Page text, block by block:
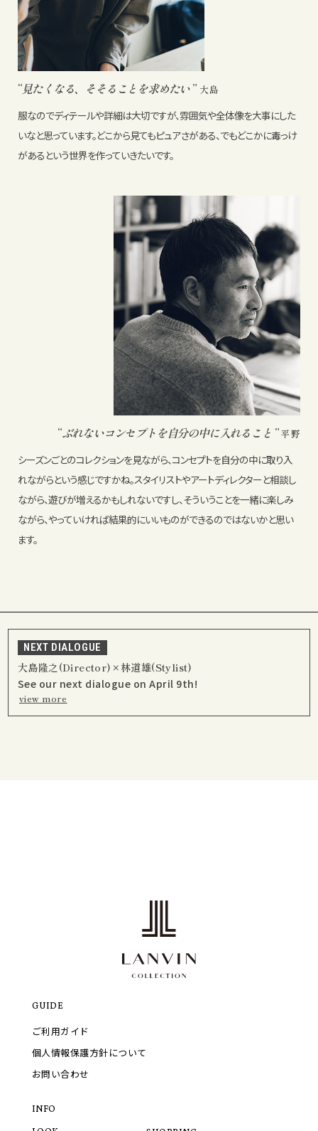
“見たくなる、 そそることを求めたい” 大島
服なのでディテールや詳細は大切ですが、雰囲気や全体像を大事にした
いなと思っています。どこから見てもピュアさがある、でもどこかに毒っけ
があるという世界を作っていきたいです。
“ぶれないコンセプトを自分の中に入れること ” 平野
シーズンごとのコレクションを見ながら、コンセプトを自分の中に取り入
れながらという感じですかね。スタイリストやアートディレクターと相談し
ながら、遊びが増えるかもしれないですし、そういうことを一緒に楽しみ
ながら、やっていければ結果的にいいものができるのではないかと思い
ます。
NEXT DIALOGUE
大島隆之(Director)×林道雄(Stylist)
See our next dialogue on April 9th!
view more
GUIDE
ご利用ガイド
個人情報保護方針について
お問い合わせ
INFO